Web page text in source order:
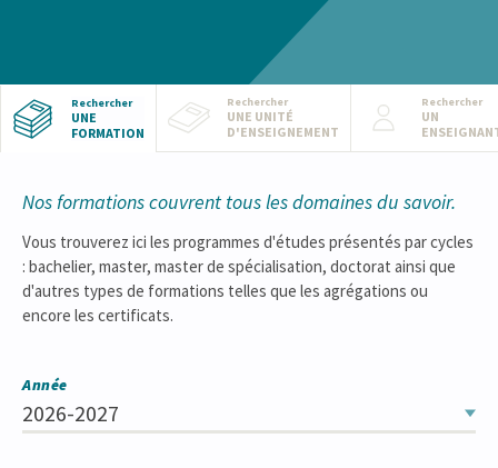
Rechercher
UNE
FORMATION
Rechercher
UNE UNITÉ
D'ENSEIGNEMENT
Rechercher
UN
Nos formations couvrent tous les domaines du savoir.
Vous trouverez ici les programmes d'études présentés par cycles
: bachelier, master, master de spécialisation, doctorat ainsi que
d'autres types de formations telles que les agrégations ou
encore les certificats.
Année
2026-2027